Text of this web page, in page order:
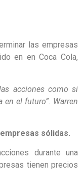
las empresas
en en Coca Cola,
acciones como si
el futuro”. Warren
sólidas.
durante una
tienen precios